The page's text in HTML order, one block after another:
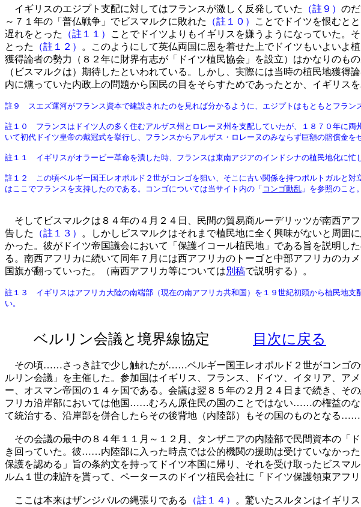
イギリスのエジプト支配に対してはフランスが激しく反発していた （註９） の
～７１年の「普仏戦争」でビスマルクに敗れた
（註１０）
ことでドイツを恨むと
遅れをとった
（註１１）
ことでドイツよりもイギリスを嫌うようになっていた。
とった
（註１２）
。このようにして英仏両国に恩を着せた上でドイツもいよいよ
獲得論者の勢力（８２年に財界有志が「ドイツ植民協会」を設立）はかなりのも
（ビスマルクは）期待したといわれている。しかし、実際には当時の植民地獲
内に燻っていた内政上の問題から国民の目をそらすためであったとか、イギリス
註９ スエズ運河がフランス資本で建設されたのを見れば分かるように、エジプトはもともとフラン
註１０ フランスはドイツ人の多く住むアルザス州とロレーヌ州を支配していたが、１８７０年に
いて初代ドイツ皇帝の戴冠式を挙行し、フランスからアルザス・ロレーヌのみならず巨額の賠償金を
註１１ イギリスがオラービー革命を潰した時、フランスは東南アジアのインドシナの植民地化に忙
註１２ この頃ベルギー国王レオポルド２世がコンゴを狙い、そこに古い関係を持つポルトガルと
はここでフランスを支持したのである。コンゴについては当サイト内の「 コンゴ動乱 」を参照のこと。
そしてビスマルクは８４年の４月２４日、民間の貿易商ルーデリッツが南西ア
告した
（註１３）
。しかしビスマルクはそれまで植民地に全く興味がないと周囲
かった。彼がドイツ帝国議会において「保護イコール植民地」である旨を説明し
る。南西アフリカに続いて同年７月には西アフリカのトーゴと中部アフリカの
国旗が翻っていった。（南西アフリカ等については別稿で説明する）。
註１３ イギリスはアフリカ大陸の南端部（現在の南アフリカ共和国）を１９世紀初頭から植民地
い。
ベルリン会議と境界線協定 目次に戻る
その頃……さっき註で少し触れたが……ベルギー国王レオポルド２世がコンゴの
ルリン会議」を主催した。参加国はイギリス、フランス、ドイツ、イタリア、
ー、オスマン帝国の１４ヶ国である。会議は翌８５年の２月２４日まで続き、そ
フリカ沿岸部においては他国……むろん原住民の国のことではない……の権益のな
て統治する、沿岸部を併合したらその後背地（内陸部）もその国のものとなる……
その会議の最中の８４年１１月～１２月、タンザニアの内陸部で民間資本の「
き回っていた。彼……内陸部に入った時点では公的機関の援助は受けていなかっ
保護を認める」旨の条約文を持ってドイツ本国に帰り、それを受け取ったビスマ
ルム１世の勅許を貰って、ペータースのドイツ植民会社に「ドイツ保護領東アフ
ここは本来はザンジバルの縄張りである （註１４）
。驚いたスルタンはイギリ